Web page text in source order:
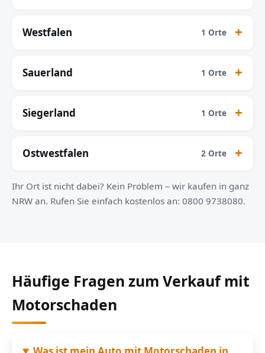
Westfalen 1 Orte
Sauerland 1 Orte
Siegerland 1 Orte
Ostwestfalen 2 Orte
Ihr Ort ist nicht dabei? Kein Problem – wir kaufen in ganz
NRW an. Rufen Sie einfach kostenlos an: 0800 9738080.
Häufige Fragen zum Verkauf mit
Motorschaden